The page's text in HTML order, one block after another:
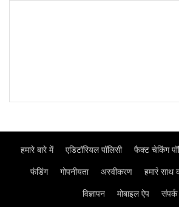
हमारे बारे में एडिटॉरियल पॉलिसी फैक्ट चेकिंग
फंडिंग गोपनीयता अस्वीकरण हमार॓ साथ
विज्ञापन मोबाइल ऐप